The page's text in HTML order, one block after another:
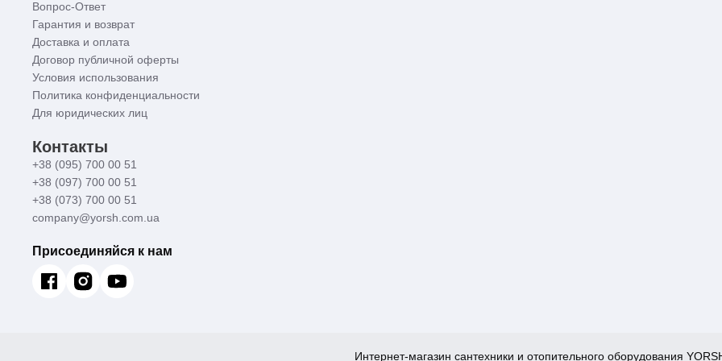
Вопрос-Ответ
Гарантия и возврат
Доставка и оплата
Договор публичной оферты
Условия использования
Политика конфиденциальности
Для юридических лиц
Контакты
+38 (095) 700 00 51
+38 (097) 700 00 51
+38 (073) 700 00 51
company@yorsh.com.ua
Присоединяйся к нам
Интернет-магазин сантехники и отопительного оборудования